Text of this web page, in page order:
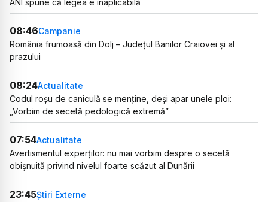
ANI spune că legea e inaplicabilă
08:46Campanie
România frumoasă din Dolj – Județul Banilor Craiovei și al
prazului
08:24Actualitate
Codul roșu de caniculă se menține, deși apar unele ploi:
„Vorbim de secetă pedologică extremă”
07:54Actualitate
Avertismentul experților: nu mai vorbim despre o secetă
obișnuită privind nivelul foarte scăzut al Dunării
23:45Știri Externe